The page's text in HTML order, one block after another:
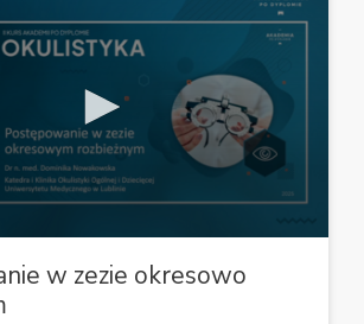
w zezie okresowo